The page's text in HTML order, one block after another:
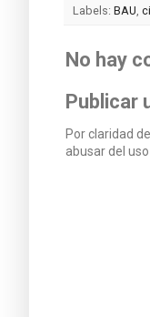
Labels: BAU
No hay
Publicar
Por claridad
abusar del